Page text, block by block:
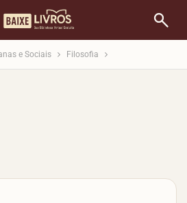
e Sociais Filosofia